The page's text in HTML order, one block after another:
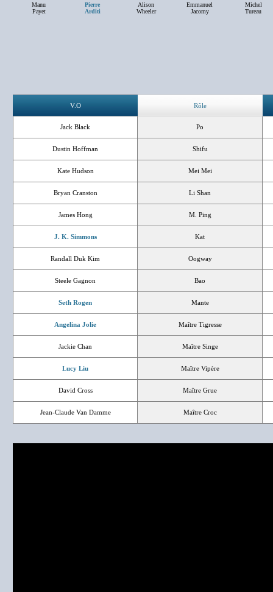
Manu
Payet
Pierre
Arditi
Alison
Wheeler
Emmanuel
Jacomy
Michel
Tureau
V.O Rôle
Jack Black Po
Dustin Hoffman Shifu
Kate Hudson Mei Mei
Bryan Cranston Li Shan
James Hong M. Ping
J. K. Simmons Kat
Randall Duk Kim Oogway
Steele Gagnon Bao
Seth Rogen Mante
Angelina Jolie Maître Tigresse
Jackie Chan Maître Singe
Lucy Liu Maître Vipère
David Cross Maître Grue
Jean-Claude Van Damme Maître Croc